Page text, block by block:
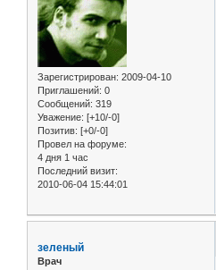
Зарегистрирован: 2009-04-10
Приглашений: 0
Сообщений: 319
Уважение: [+10/-0]
Позитив: [+0/-0]
Провел на форуме:
4 дня 1 час
Последний визит:
2010-06-04 15:44:01
зеленый
Врач